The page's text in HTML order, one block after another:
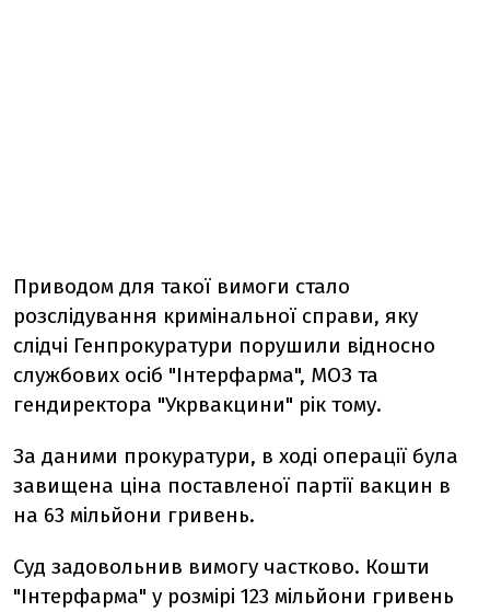
Приводом для такої вимоги стало
розслідування кримінальної справи, яку
слідчі Генпрокуратури порушили відносно
службових осіб "Інтерфарма", МОЗ та
гендиректора "Укрвакцини" рік тому.
За даними прокуратури, в ході операції була
завищена ціна поставленої партії вакцин в
на 63 мільйони гривень.
Суд задовольнив вимогу частково. Кошти
"Інтерфарма" у розмірі 123 мільйони гривень